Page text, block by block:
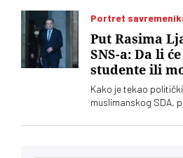
čega se postavlja
procedura i
Portret
Put Rasima
SNS-a: Da li
studente ili
Kako je tekao
muslimanskog SDA,
će se usuditi da